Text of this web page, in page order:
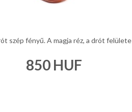
szép fényű. A magja réz, a drót felülete
850HUF